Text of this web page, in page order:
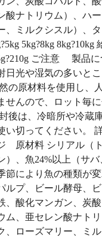
酸ナトリウム）、ハ
、ミルクシスル）、
5kg?8kg 8kg?10kg
ご注意 製品
日光や湿気の多いと
原材料を使用し、
せんので、ロット毎
は、冷暗所や冷蔵
い切ってください。
原材料 シリアル（
）、魚24%以上（サ
節により魚の種類が
ルプ、ビール酵母、
、酸化マンガン、炭
ム、亜セレン酸ナト
、ローズマリー、ミ